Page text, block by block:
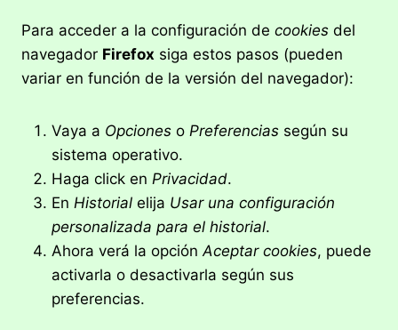
Para acceder a la configuración de cookies del
navegador Firefox siga estos pasos (pueden
variar en función de la versión del navegador):
Vaya a Opciones o Preferencias según su
sistema operativo.
Haga click en Privacidad.
En Historial elija Usar una configuración
personalizada para el historial.
Ahora verá la opción Aceptar cookies, puede
activarla o desactivarla según sus
preferencias.